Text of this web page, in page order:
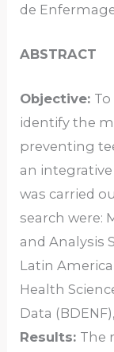
de
ABSTRACT
Objective:
identify the
preventing
an
was carried
search were:
and Analysis
Latin
Health
Data
Results: The